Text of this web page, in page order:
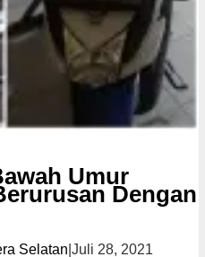
Umur
Dengan
Selatan Juli 28, 2021